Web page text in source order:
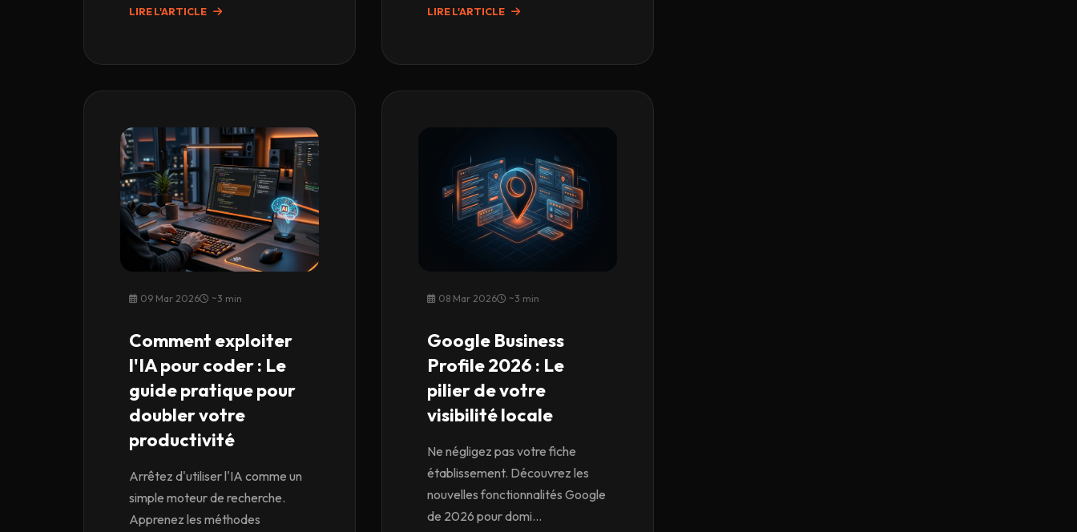
LIRE L'ARTICLE LIRE L'ARTICLE
09 Mar 2026 ~3 min
Comment exploiter
l'IA pour coder : Le
guide pratique pour
doubler votre
productivité
Arrêtez d'utiliser l'IA comme un
simple moteur de recherche.
Apprenez les méthodes
08 Mar 2026 ~3 min
Google Business
Profile 2026 : Le
pilier de votre
visibilité locale
Ne négligez pas votre fiche
établissement. Découvrez les
nouvelles fonctionnalités Google
de 2026 pour domi...